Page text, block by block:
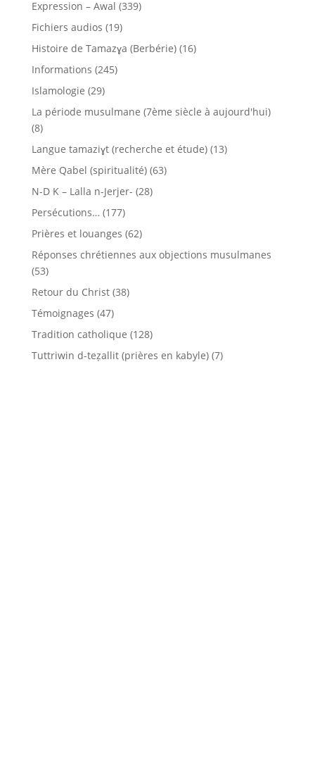
Expression – Awal (339)
Fichiers audios (19)
Histoire de Tamazɣa (Berbérie)(16)
Informations (245)
Islamologie (29)
La période musulmane (7ème siècle à aujourd'hui)
(8)
Langue tamaziɣt (recherche et étude)(13)
Mère Qabel (spiritualité)(63)
N-D K – Lalla n-Jerjer- (28)
Persécutions… (177)
Prières et louanges (62)
Réponses chrétiennes aux objections musulmanes
(53)
Retour du Christ(38)
Témoignages (47)
Tradition catholique (128)
Tuttriwin d-teẓallit (prières en kabyle)(7)